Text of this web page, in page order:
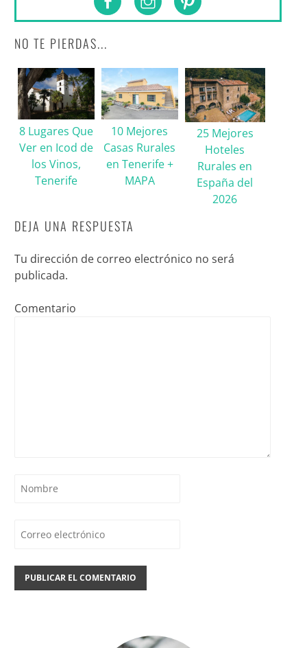
NO TE PIERDAS...
8 Lugares Que
Ver en Icod de
los Vinos,
Tenerife
10 Mejores
Casas Rurales
en Tenerife +
MAPA
25 Mejores
Hoteles
Rurales en
España del
2026
DEJA UNA RESPUESTA
Tu dirección de correo electrónico no será
publicada.
Comentario